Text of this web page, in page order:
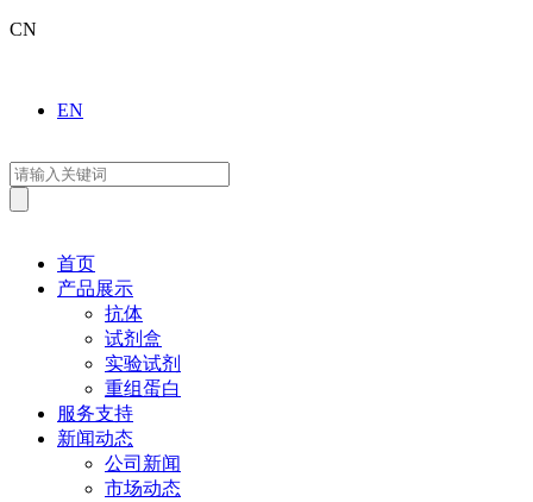
CN
EN
首页
产品展示
抗体
试剂盒
实验试剂
重组蛋白
服务支持
新闻动态
公司新闻
市场动态